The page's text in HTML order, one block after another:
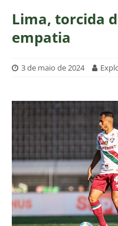
Lima, torcida
empatia
3 de maio de 2024